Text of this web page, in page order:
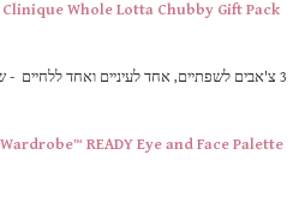
3 צ'אבים לשפתיים, אחד לעיניים ואחד ללחיים - שווה!